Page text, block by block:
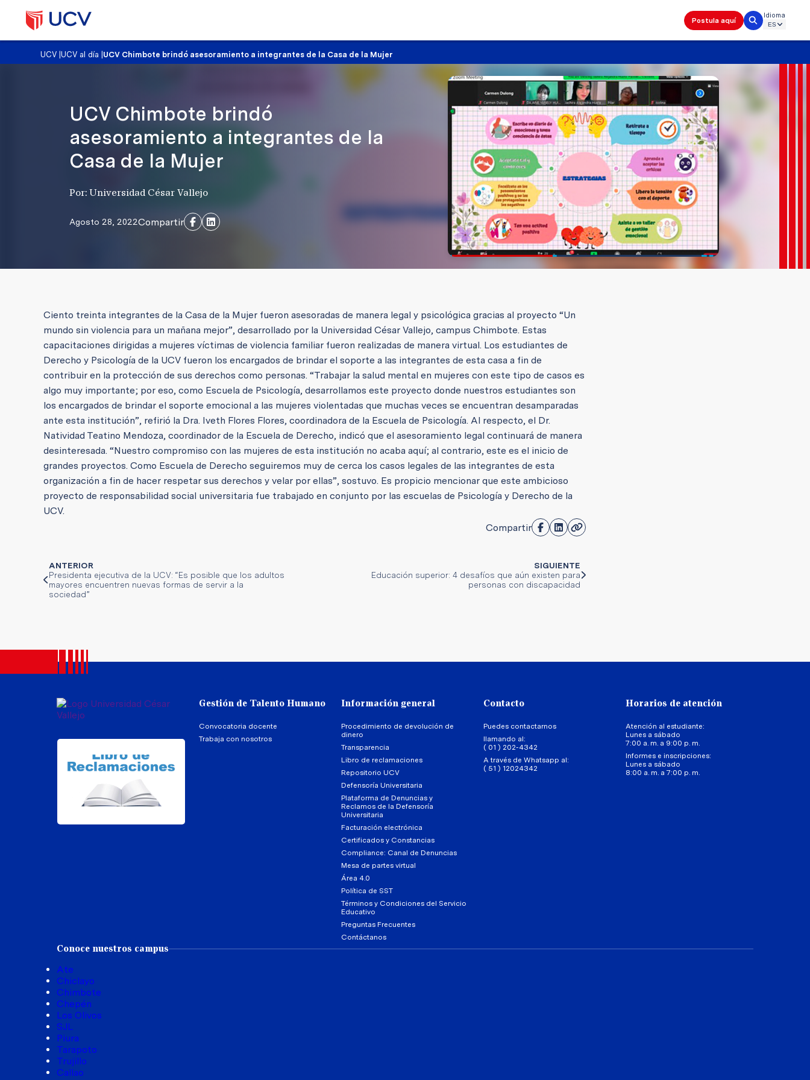
Postula aquí
Idioma
UCV |UCV al día UCV Chimbote brindó asesoramiento a integrantes de la Casa de la Mujer
UCV Chimbote brindó
asesoramiento a integrantes de la
Casa de la Mujer
Por: Universidad César Vallejo
Agosto 28, 2022Compartir
Ciento treinta integrantes de la Casa de la Mujer fueron asesoradas de manera legal y psicológica gracias al proyecto “Un
mundo sin violencia para un mañana mejor”, desarrollado por la Universidad César Vallejo, campus Chimbote. Estas
capacitaciones dirigidas a mujeres víctimas de violencia familiar fueron realizadas de manera virtual. Los estudiantes de
Derecho y Psicología de la UCV fueron los encargados de brindar el soporte a las integrantes de esta casa a fin de
contribuir en la protección de sus derechos como personas. “Trabajar la salud mental en mujeres con este tipo de casos es
algo muy importante; por eso, como Escuela de Psicología, desarrollamos este proyecto donde nuestros estudiantes son
los encargados de brindar el soporte emocional a las mujeres violentadas que muchas veces se encuentran desamparadas
ante esta institución”, refirió la Dra. Iveth Flores Flores, coordinadora de la Escuela de Psicología. Al respecto, el Dr.
Natividad Teatino Mendoza, coordinador de la Escuela de Derecho, indicó que el asesoramiento legal continuará de manera
desinteresada. “Nuestro compromiso con las mujeres de esta institución no acaba aquí; al contrario, este es el inicio de
grandes proyectos. Como Escuela de Derecho seguiremos muy de cerca los casos legales de las integrantes de esta
organización a fin de hacer respetar sus derechos y velar por ellas”, sostuvo. Es propicio mencionar que este ambicioso
proyecto de responsabilidad social universitaria fue trabajado en conjunto por las escuelas de Psicología y Derecho de la
UCV.
Compartir
ANTERIOR
Presidenta ejecutiva de la UCV: “Es posible que los adultos
mayores encuentren nuevas formas de servir a la
sociedad”
SIGUIENTE
Educación superior: 4 desafíos que aún existen para
personas con discapacidad
Gestión de Talento Humano
Convocatoria docente
Trabaja con nosotros
Información general
Procedimiento de devolución de
dinero
Transparencia
Libro de reclamaciones
Repositorio UCV
Defensoría Universitaria
Plataforma de Denuncias y
Reclamos de la Defensoría
Universitaria
Facturación electrónica
Certificados y Constancias
Compliance: Canal de Denuncias
Mesa de partes virtual
Área 4.0
Política de SST
Términos y Condiciones del Servicio
Educativo
Preguntas Frecuentes
Contáctanos
Contacto
Puedes contactarnos
llamando al:
( 01 ) 202-4342
A través de Whatsapp al:
( 51 ) 12024342
Horarios de atención
Atención al estudiante:
Lunes a sábado
7:00 a. m. a 9:00 p. m.
Informes e inscripciones:
Lunes a sábado
8:00 a. m. a 7:00 p. m.
Conoce nuestros campus
Ate
Chiclayo
Chimbote
Chepén
Los Olivos
SJL
Piura
Tarapoto
Trujillo
Callao